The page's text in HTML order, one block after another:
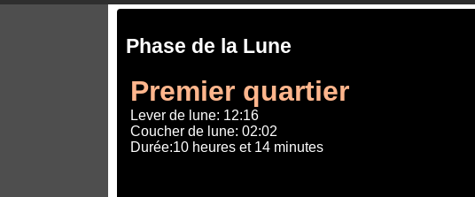
Phase de la Lune
Premier quartier
Lever de lune: 12:16
Coucher de lune: 02:02
Durée:10 heures et 14 minutes